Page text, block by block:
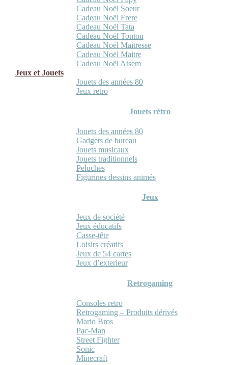
Cadeau Noël Soeur
Cadeau Noël Frere
Cadeau Noël Tata
Cadeau Noël Tonton
Cadeau Noël Maitresse
Cadeau Noël Maitre
Cadeau Noël Atsem
Jeux et Jouets
Jouets des années 80
Jeux retro
Jouets rétro
Jouets des années 80
Gadgets de bureau
Jouets musicaux
Jouets traditionnels
Peluches
Figurines dessins animés
Jeux
Jeux de société
Jeux éducatifs
Casse-tête
Loisirs créatifs
Jeux de 54 cartes
Jeux d’exterieur
Retrogaming
Consoles retro
Retrogaming – Produits dérivés
Mario Bros
Pac-Man
Street Fighter
Sonic
Minecraft